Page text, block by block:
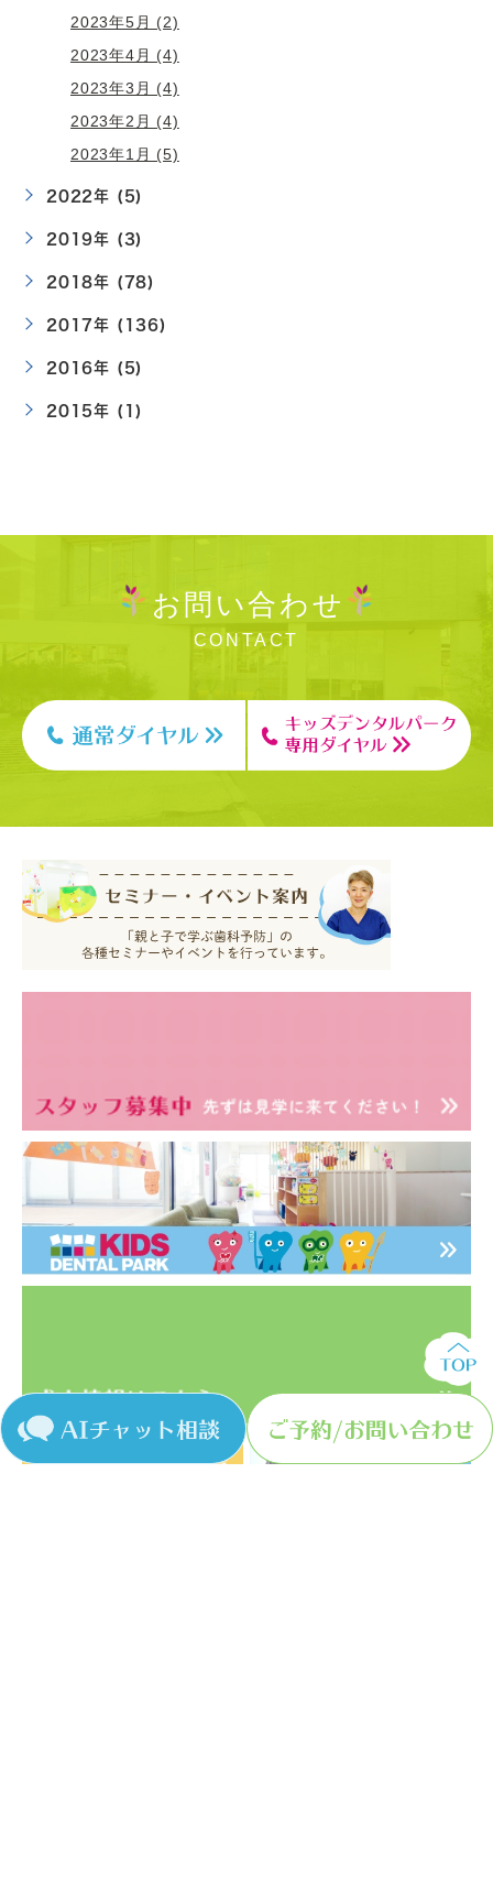
2023年5月 (2)
2023年4月 (4)
2023年3月 (4)
2023年2月 (4)
2023年1月 (5)
2022年 (5)
2019年 (3)
2018年 (78)
2017年 (136)
2016年 (5)
2015年 (1)
お問い合わせ
CONTACT